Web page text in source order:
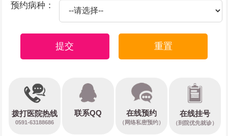
预约病种：
提交 重置
拨打医院热线
0591-63188686
联系QQ 在线预约
（网络私密预约）
在线挂号
（到院优先就诊）